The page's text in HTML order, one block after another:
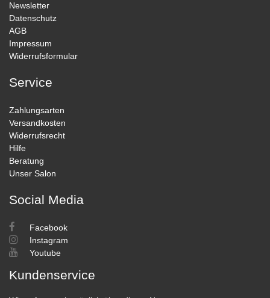
Newsletter
Datenschutz
AGB
Impressum
Widerrufsformular
Service
Zahlungsarten
Versandkosten
Widerrufsrecht
Hilfe
Beratung
Unser Salon
Social Media
Facebook
Instagram
Youtube
Kundenservice